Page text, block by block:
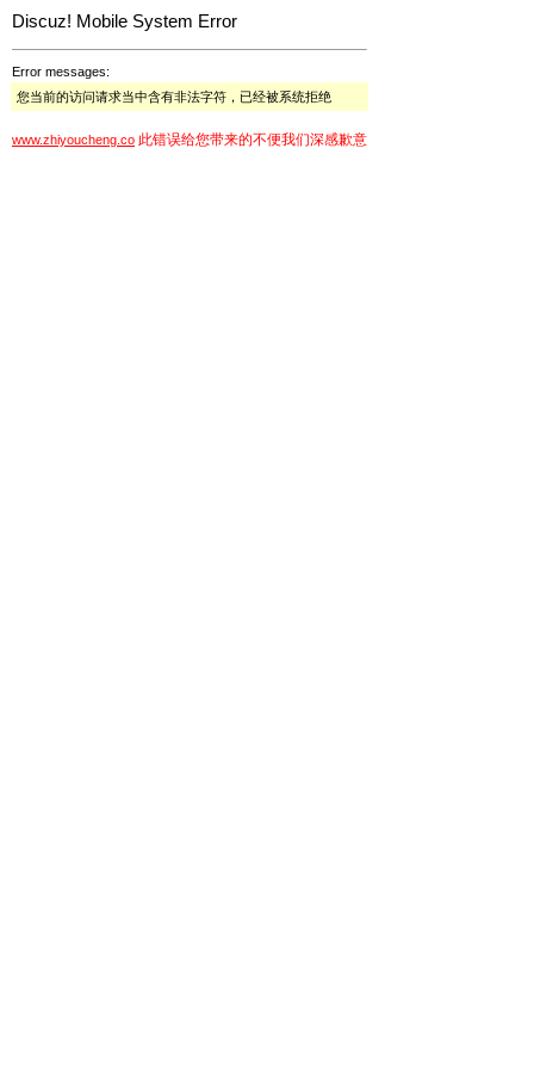
Discuz! Mobile System Error
Error messages:
您当前的访问请求当中含有非法字符，已经被系统拒绝
www.zhiyoucheng.co 此错误给您带来的不便我们深感歉意